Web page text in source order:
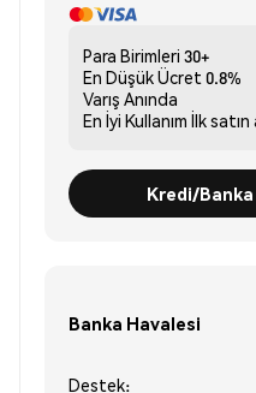
Para Birimleri 30+
En Düşük Ücret 0.8%
Varış Anında
En İyi Kullanım İlk
Kredi/Banka
Banka Havalesi
Destek: